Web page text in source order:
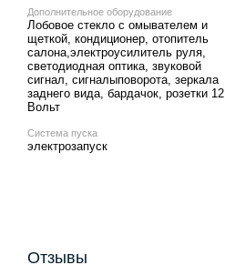
Дополнительное оборудование
Лобовое стекло с омывателем и
щеткой, кондиционер, отопитель
салона,электроусилитель руля,
cветодиодная оптика, звуковой
сигнал, сигналыповорота, зеркала
заднего вида, бардачок, розетки 12
Вольт
Система пуска
электрозапуск
Отзывы